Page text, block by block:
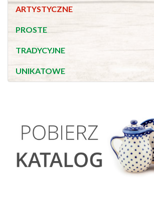
ARTYSTYCZNE
PROSTE
TRADYCYJNE
UNIKATOWE